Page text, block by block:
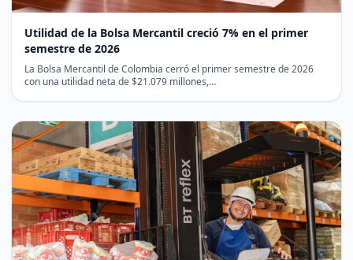
Utilidad de la Bolsa Mercantil creció 7% en el primer
semestre de 2026
La Bolsa Mercantil de Colombia cerró el primer semestre de 2026
con una utilidad neta de $21.079 millones,…